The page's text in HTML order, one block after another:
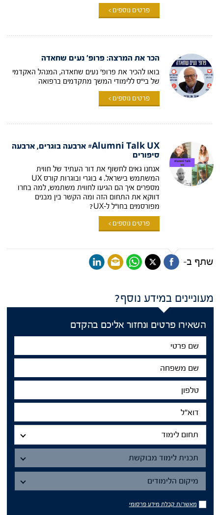
פרטים נוספים >
הכר את המרצה: פרופ' נעים שחאדה
בואו להכיר את פרופ' נעים שחאדה, המנהל האקדמי
של בי"ס ללימודי המשך מתקדמים ברפואה
פרטים נוספים >
Alumni Talk UX# ארבעה בוגרים, ארבעה
סיפורים
אנחנו גאים לחשוף את דור העתיד של חווית
המשתמש בישראל. 4 בוגרי ובוגרות קורס UX
מספרים איך הם הגיעו לחווית משתמש, למה בחרו
דווקא את התחום הזה ומה הקשר בין מבנים
מפורסמים בחו"ל ל-UX?
פרטים נוספים >
שתף ב-
מעוניינים במידע נוסף?
השאירו פרטים ונחזור אליכם בהקדם
שם
פרטי
שם
משפחה
טלפון
דוא"ל
תחום
לימוד
תחום לימוד
תכנית
תכנית לימוד מבוקשת
מיקום
הלימודים
מיקום הלימודים
מאשר/ת
קבלת
מאשר/ת קבלת מידע פרסומי